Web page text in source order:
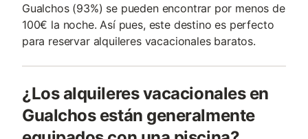
Gualchos (93%) se pueden encontrar por menos de
100€ la noche. Así pues, este destino es perfecto
para reservar alquileres vacacionales baratos.
¿Los alquileres vacacionales en
Gualchos están generalmente